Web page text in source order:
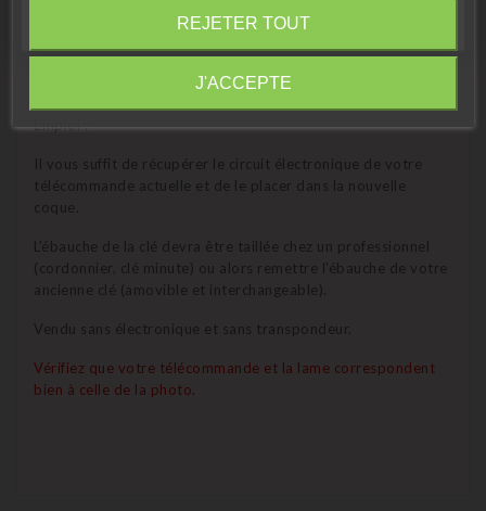
Références équivalentes :
Emploi :
Il vous suffit de récupérer le circuit électronique de votre
télécommande actuelle et de le placer dans la nouvelle
coque.
L'ébauche de la clé devra être taillée chez un professionnel
(cordonnier, clé minute) ou alors remettre l'ébauche de votre
ancienne clé (amovible et interchangeable).
Vendu sans électronique et sans transpondeur.
Vérifiez que votre télécommande et la lame correspondent
bien à celle de la photo.
REJETER TOUT
J'ACCEPTE
Fermer
Information